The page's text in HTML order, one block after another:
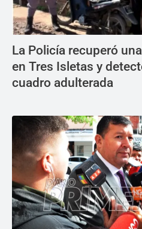
La Policía recuperó
en Tres Isletas y
cuadro adulterada